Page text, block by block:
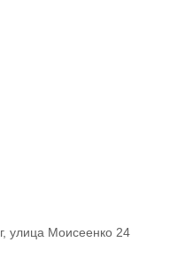
улица Моисеенко 24